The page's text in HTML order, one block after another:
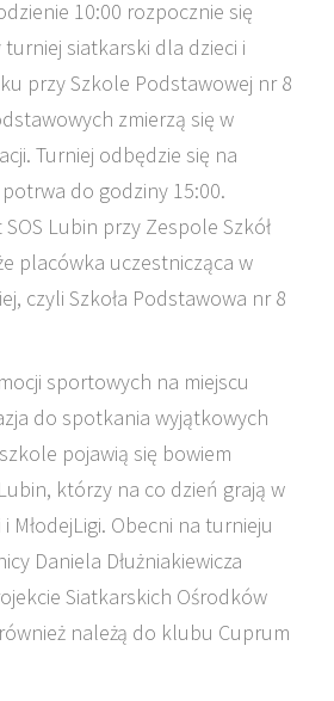
10:00 rozpocznie się
siatkarski dla dzieci i
przy Szkole Podstawowej nr 8
zmierzą się w
Turniej odbędzie się na
do godziny 15:00.
Lubin przy Zespole Szkół
placówka uczestnicząca w
czyli Szkoła Podstawowa nr 8
sportowych na miejscu
do spotkania wyjątkowych
pojawią się bowiem
którzy na co dzień grają w
MłodejLigi. Obecni na turnieju
Daniela Dłużniakiewicza
Siatkarskich Ośrodków
należą do klubu Cuprum